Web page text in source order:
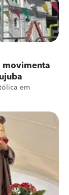
movimenta
em